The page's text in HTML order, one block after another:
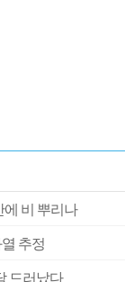
비 뿌리나
추정
드러났다